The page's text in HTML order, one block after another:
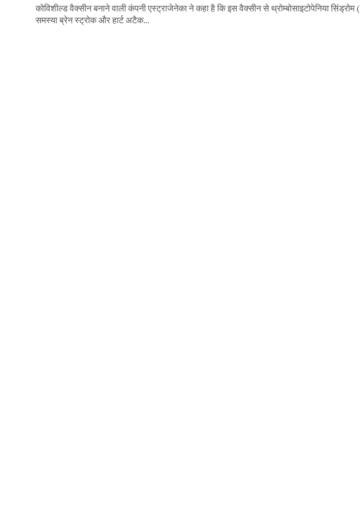
कोविशील्ड वैक्सीन बनाने वाली कंपनी एस्ट्राजेनेका ने कहा है कि इस वैक्सीन से थ्रोम्बोसाइटोपेनिया
समस्या ब्रेन स्ट्रोक और हार्ट अटैक...